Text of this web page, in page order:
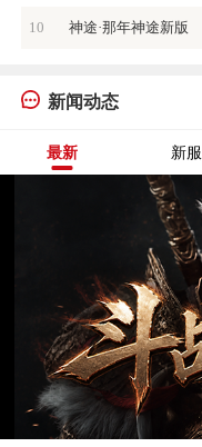
10 神途·那年神途新版
新闻动态
最新 新服